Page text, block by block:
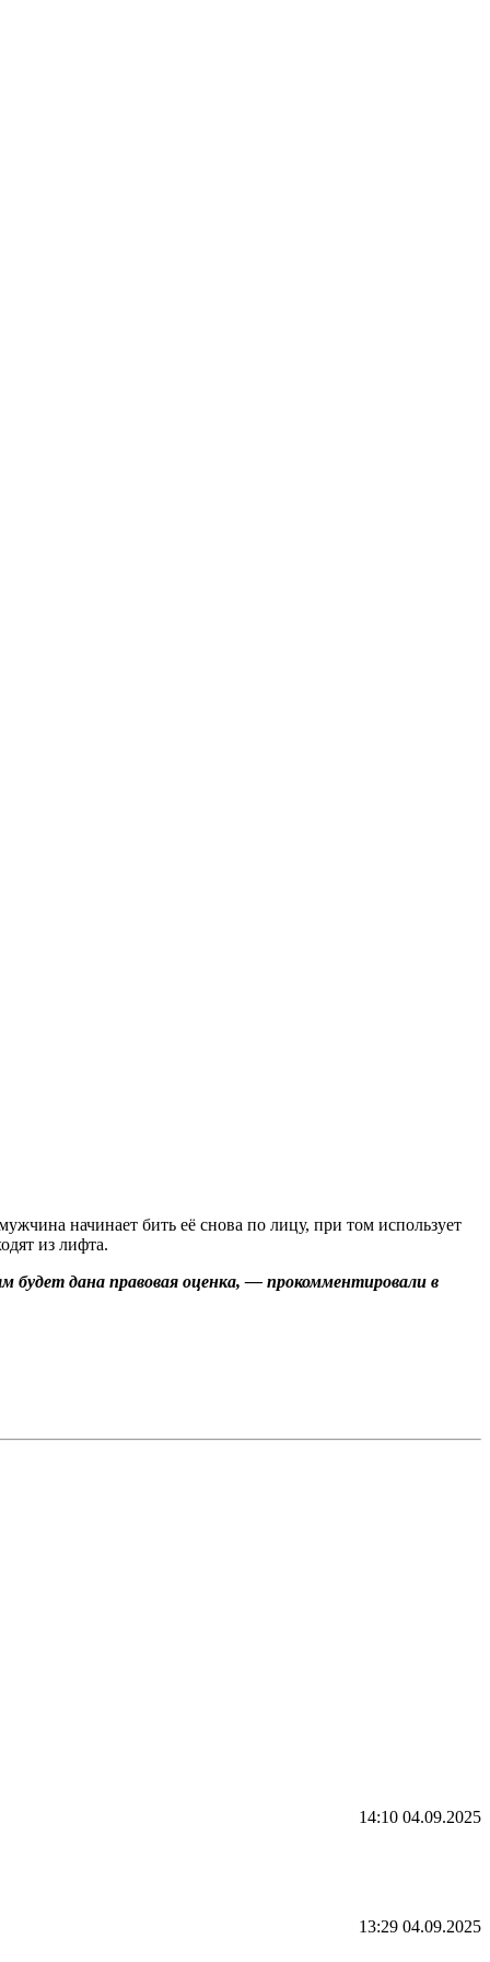
начинает бить её снова по лицу, при том использует
из лифта.
будет дана правовая оценка, — прокомментировали в
14:10 04.09.2025
13:29 04.09.2025